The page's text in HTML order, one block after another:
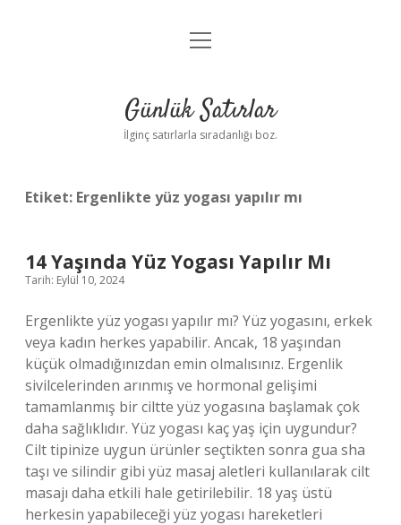
Anasayfa
Yasal Uyarı
menüyü
Günlük Satırlar
İlginç satırlarla sıradanlığı boz.
Etiket: Ergenlikte yüz yogası yapılır mı
14 Yaşında Yüz Yogası Yapılır Mı
Tarih: Eylül 10, 2024
Ergenlikte yüz yogası yapılır mı? Yüz yogasını, erkek
veya kadın herkes yapabilir. Ancak, 18 yaşından
küçük olmadığınızdan emin olmalısınız. Ergenlik
sivilcelerinden arınmış ve hormonal gelişimi
tamamlanmış bir ciltte yüz yogasına başlamak çok
daha sağlıklıdır. Yüz yogası kaç yaş için uygundur?
Cilt tipinize uygun ürünler seçtikten sonra gua sha
taşı ve silindir gibi yüz masaj aletleri kullanılarak cilt
masajı daha etkili hale getirilebilir. 18 yaş üstü
herkesin yapabileceği yüz yogası hareketleri